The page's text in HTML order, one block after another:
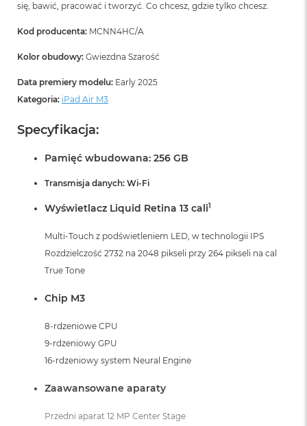
się, bawić, pracować i tworzyć. Co chcesz, gdzie tylko chcesz.
Kod producenta: MCNN4HC/A
Kolor obudowy: Gwiezdna Szarość
Data premiery modelu: Early 2025
Kategoria: iPad Air M3
Specyfikacja:
Pamięć wbudowana: 256 GB
Transmisja danych: Wi-Fi
Wyświetlacz Liquid Retina 13 cali1
Multi-Touch z podświetleniem LED, w technologii IPS
Rozdzielczość 2732 na 2048 pikseli przy 264 pikseli na cal
True Tone
Chip M3
8-rdzeniowe CPU
9-rdzeniowy GPU
16-rdzeniowy system Neural Engine
Zaawansowane aparaty
Przedni aparat 12 MP Center Stage